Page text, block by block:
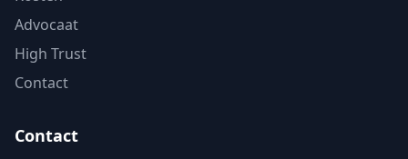
Advocaat
High Trust
Contact
Contact